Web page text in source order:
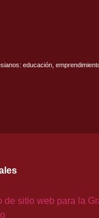
educación,